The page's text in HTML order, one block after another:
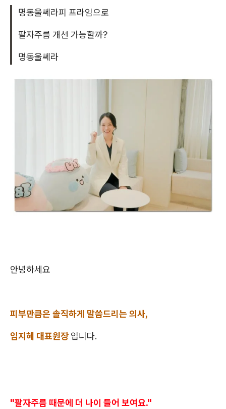
명동울쎄라피 프라임으로
팔자주름 개선 가능할까?
명동울쎄라
안녕하세요
피부만큼은 솔직하게 말씀드리는 의사,
임지혜 대표원장 입니다.
"팔자주름 때문에 더 나이 들어 보여요."